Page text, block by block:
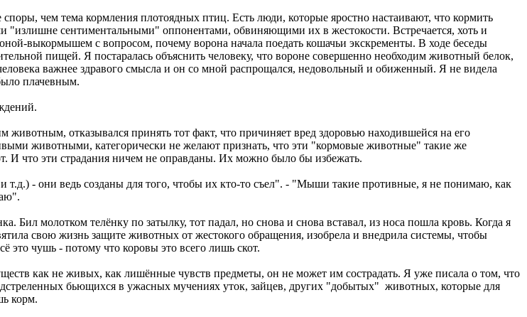
чем тема кормления плотоядных птиц. Есть люди, которые яростно настаивают, что кормить
сентиментальными" оппонентами, обвиняющими их в жестокости. Встречается, хоть и
выкормышем с вопросом, почему ворона начала поедать кошачьи экскременты. В ходе беседы
пищей. Я постаралась объяснить человеку, что вороне совершенно необходим животный белок,
важнее здравого смысла и он со мной распрощался, недовольный и обиженный. Я не видела
плачевным.
отказывался принять тот факт, что причиняет вред здоровью находившейся на его
животными, категорически не желают признать, что эти "кормовые животные" такие же
И что эти страдания ничем не оправданы. Их можно было бы избежать.
- они ведь созданы для того, чтобы их кто-то съел". - "Мыши такие противные, я не понимаю, как
Бил молотком телёнку по затылку, тот падал, но снова и снова вставал, из носа пошла кровь. Когда я
свою жизнь защите животных от жестокого обращения, изобрела и внедрила системы, чтобы
это чушь - потому что коровы это всего лишь скот.
как не живых, как лишённые чувств предметы, он не может им сострадать. Я уже писала о том, что
бьющихся в ужасных мучениях уток, зайцев, других "добытых" животных, которые для
корм.